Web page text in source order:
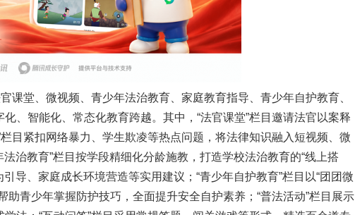
堂、微视频、青少年法治教育、家庭教育指导、青少年自护教育、
、智能化、常态化教育跨越。其中，“法官课堂”栏目邀请法官以案释
目紧扣网络暴力、学生欺凌等热点问题，将法律知识融入短视频、微
治教育”栏目按学段精细化分龄施教，打造学校法治教育的“线上搭
导、家庭成长环境营造等实用建议；“青少年自护教育”栏目以“团团微
青少年掌握防护技巧，全面提升安全自护素养；“普法活动”栏目展示